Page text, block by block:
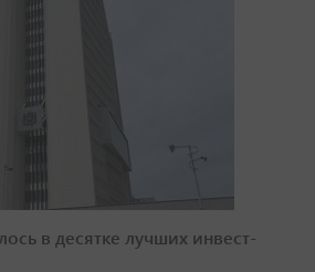
в десятке лучших инвест-